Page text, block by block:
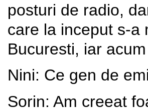
posturi de radio,
care la inceput s-a
Bucuresti, iar
Nini: Ce gen de
Sorin: Am creeat